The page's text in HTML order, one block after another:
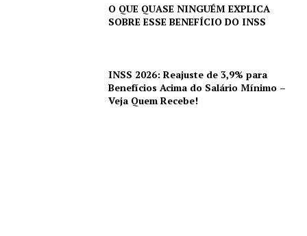
O QUE QUASE NINGUÉM EXPLICA
SOBRE ESSE BENEFÍCIO DO INSS
INSS 2026: Reajuste de 3,9% para
Benefícios Acima do Salário Mínimo –
Veja Quem Recebe!